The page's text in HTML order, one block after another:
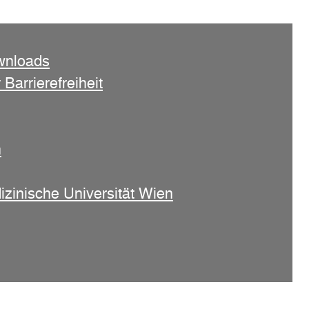
Barrierefreiheit
Universität Wien